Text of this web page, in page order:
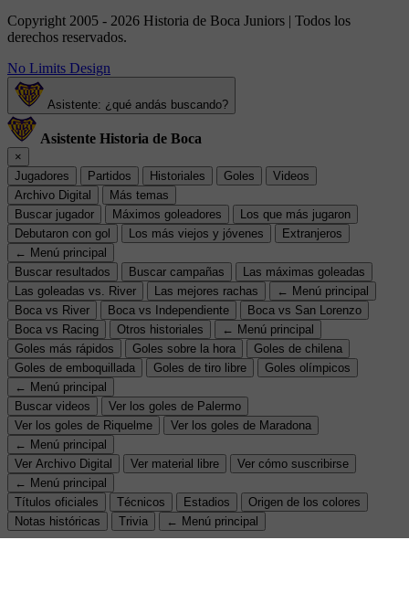
Copyright 2005 - 2026 Historia de Boca Juniors | Todos los
derechos reservados.
No Limits Design
Asistente: ¿qué andás buscando?
Asistente Historia de Boca
×
Jugadores
Partidos Historiales Goles
Videos
Archivo Digital
Más temas
Buscar jugador
Máximos goleadores
Los que más jugaron
Debutaron con gol
Los más viejos y jóvenes
Extranjeros
← Menú principal
Buscar resultados
Buscar campañas
Las máximas goleadas
Las goleadas vs. River
Las mejores rachas
← Menú principal
Boca vs River
Boca vs Independiente
Boca vs San Lorenzo
Boca vs Racing
Otros historiales
← Menú principal
Goles más rápidos
Goles sobre la hora
Goles de chilena
Goles de emboquillada
Goles de tiro libre
Goles olímpicos
← Menú principal
Buscar videos
Ver los goles de Palermo
Ver los goles de Riquelme
Ver los goles de Maradona
← Menú principal
Ver Archivo Digital
Ver material libre
Ver cómo suscribirse
← Menú principal
Títulos oficiales
Técnicos Estadios
Origen de los colores
Notas históricas
Trivia ← Menú principal